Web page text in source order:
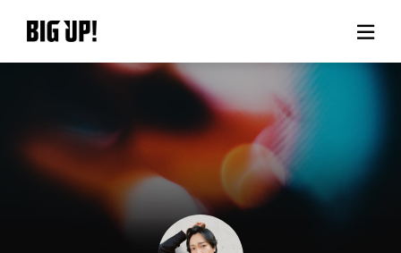
BIG UP!について
ニュース
料金プラン
サポート